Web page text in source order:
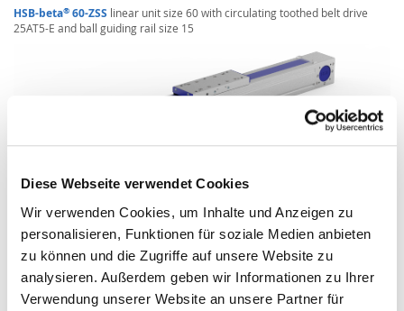
Diese Webseite verwendet Cookies
Wir verwenden Cookies, um Inhalte und Anzeigen zu
personalisieren, Funktionen für soziale Medien anbieten
zu können und die Zugriffe auf unsere Website zu
analysieren. Außerdem geben wir Informationen zu Ihrer
Verwendung unserer Website an unsere Partner für
HSB-beta® 60-ZSS linear unit size 60 with circulating toothed belt drive
25AT5-E and ball guiding rail size 15
®
guiding rail size 15
HSB-beta®60-SGV feed unit size 60 with screw drive KGT size 20 and
auxiliary sliding guide